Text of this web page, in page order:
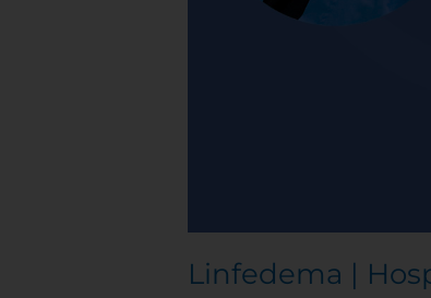
Linfedema |